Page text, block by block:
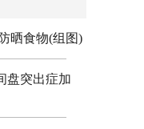
晒食物(组图)
盘突出症加